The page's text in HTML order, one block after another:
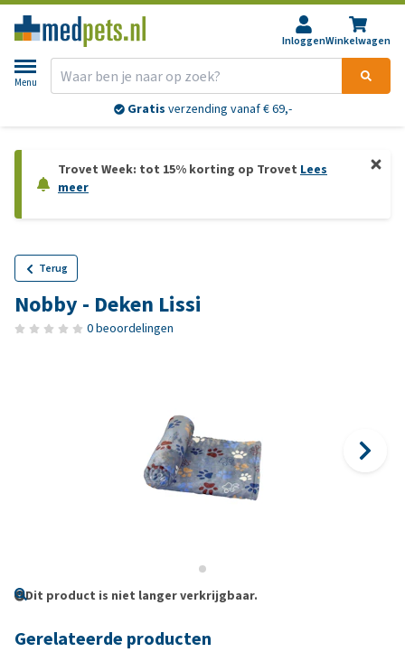
InloggenWinkelwagen
Menu
Gratis verzending vanaf € 69,-
Trovet Week: tot 15% korting op Trovet Lees
meer
Terug
Nobby - Deken Lissi
0 beoordelingen
Dit product is niet langer verkrijgbaar.
Gerelateerde producten